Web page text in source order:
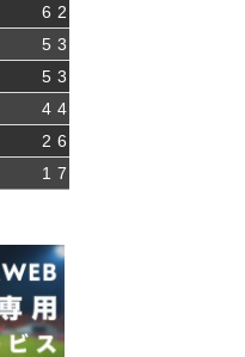
6 2
5 3
5 3
4 4
2 6
1 7